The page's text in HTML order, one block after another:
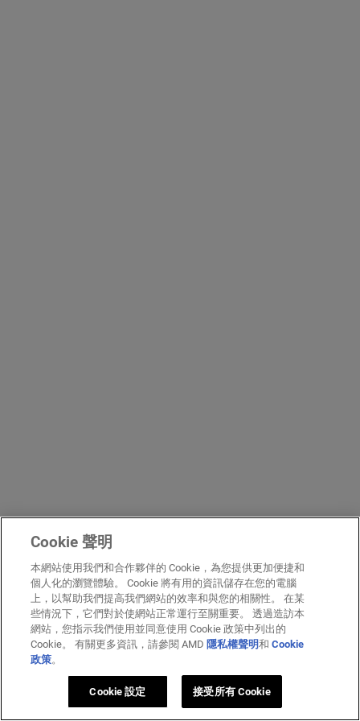
Cookie 聲明
本網站使用我們和合作夥伴的 Cookie，為您提供更加便捷和
個人化的瀏覽體驗。 Cookie 將有用的資訊儲存在您的電腦
上，以幫助我們提高我們網站的效率和與您的相關性。 在某
些情況下，它們對於使網站正常運行至關重要。 透過造訪本
網站，您指示我們使用並同意使用 Cookie 政策中列出的
Cookie。 有關更多資訊，請參閱 AMD 隱私權聲明和Cookie
政策。
Cookie 設定 接受所有 Cookie